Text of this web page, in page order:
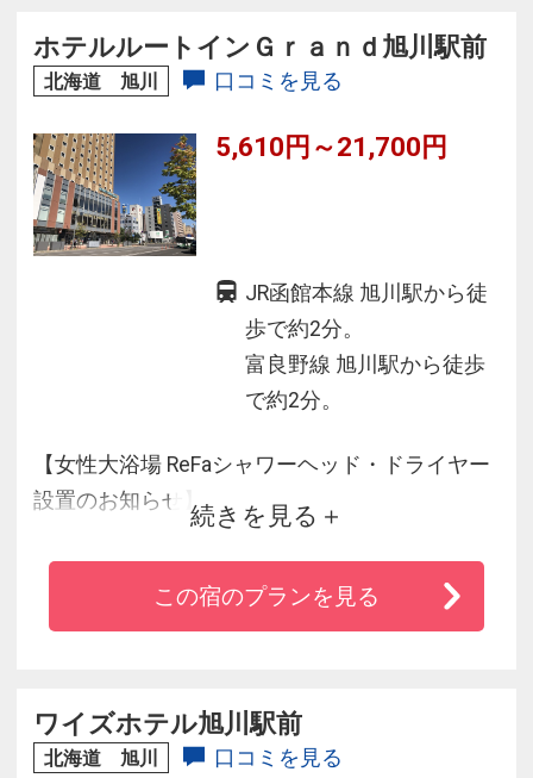
ホテルルートインＧｒａｎｄ旭川駅前
北海道 旭川 口コミを見る
5,610円～21,700円
JR函館本線 旭川駅から徒
歩で約2分。
富良野線 旭川駅から徒歩
で約2分。
【女性大浴場 ReFaシャワーヘッド・ドライヤー
設置のお知らせ】
当ホテル内の女性大浴場には、ReFaのシャワー
ヘッド「ReFa FINE BUBBLE U」、ドライヤー
是非、当館女性大浴場にてお試しください。
続きを見る
この宿のプランを見る
ワイズホテル旭川駅前
北海道 旭川 口コミを見る